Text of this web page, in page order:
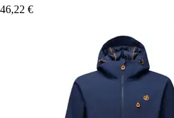
46,22 €